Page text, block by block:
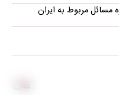
مسائل مربوط به ایران